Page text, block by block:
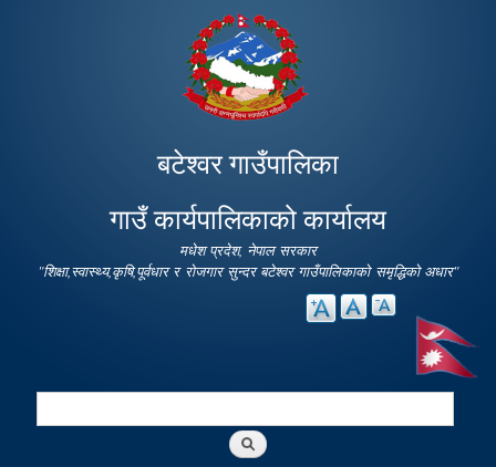
main
content
बटेश्वर गाउँपालिका
गाउँ कार्यपालिकाको कार्यालय
मधेश प्रदेश, नेपाल सरकार
"शिक्षा,स्वास्थ्य,कृषि,पूर्वधार र रोजगार सुन्दर बटेश्वर गाउँपालिकाको समृद्धिको अधार"
Search